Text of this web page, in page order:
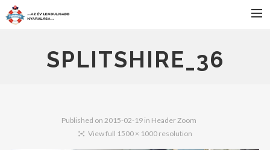
SPLITSHIRE_36
Published on 2015-02-19 in Header Zoom
View full 1500 × 1000 resolution